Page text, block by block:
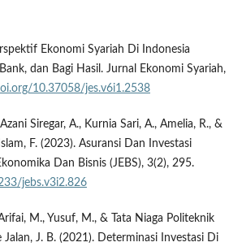
Ekonomi Syariah Di Indonesia
dan Bagi Hasil. Jurnal Ekonomi Syariah,
10.37058/jes.v6i1.2538
Siregar, A., Kurnia Sari, A., Amelia, R., &
F. (2023). Asuransi Dan Investasi
Dan Bisnis (JEBS), 3(2), 295.
jebs.v3i2.826
M., Yusuf, M., & Tata Niaga Politeknik
Jalan, J. B. (2021). Determinasi Investasi Di